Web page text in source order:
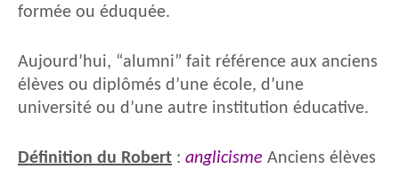
formée ou éduquée.
Aujourd’hui, “alumni” fait référence aux anciens
élèves ou diplômés d’une école, d’une
université ou d’une autre institution éducative.
Définition du Robert : anglicisme Anciens élèves